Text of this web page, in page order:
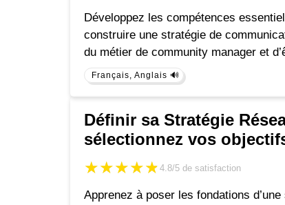
Développez les compétences
construire une stratégie de
du métier de community manager et
Français, Anglais 🔊
Définir sa Stratégie
sélectionnez vos
★★★★★
★★★★★ 4.8/5 de satisfaction
Apprenez à poser les fondations